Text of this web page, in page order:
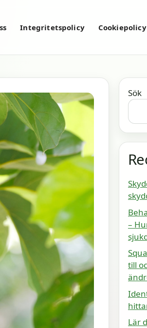
Integritetspolicy Cookiepolicy
Sök
–
till
Lär